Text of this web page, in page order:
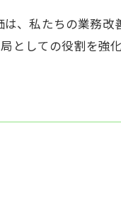
、私たちの業務改
しての役割を強化